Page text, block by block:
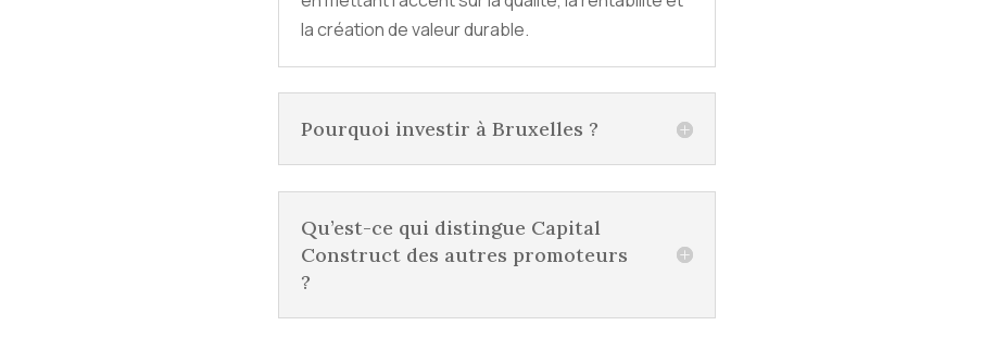
la création de valeur durable.
Pourquoi investir à Bruxelles ?
Qu’est-ce qui distingue Capital
Construct des autres promoteurs
?